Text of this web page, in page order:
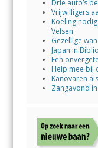
Drie auto’s
Vrijwilligers
Koeling
Velsen
Gezellige
Japan in
Een
Help mee bij
Kanovaren
Zangavond